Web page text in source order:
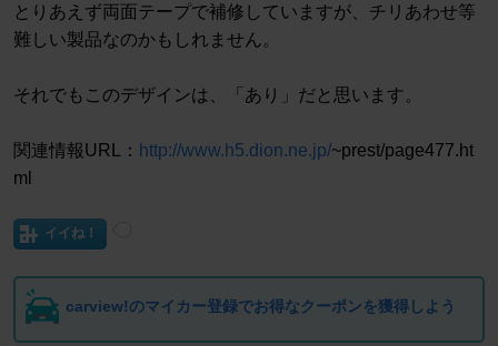
とりあえず両面テープで補修していますが、チリあわせ等
難しい製品なのかもしれません。
それでもこのデザインは、「あり」だと思います。
関連情報URL： http://www.h5.dion.ne.jp/~prest/page477.ht
ml
イイね！
carview!のマイカー登録でお得なクーポンを獲得しよう